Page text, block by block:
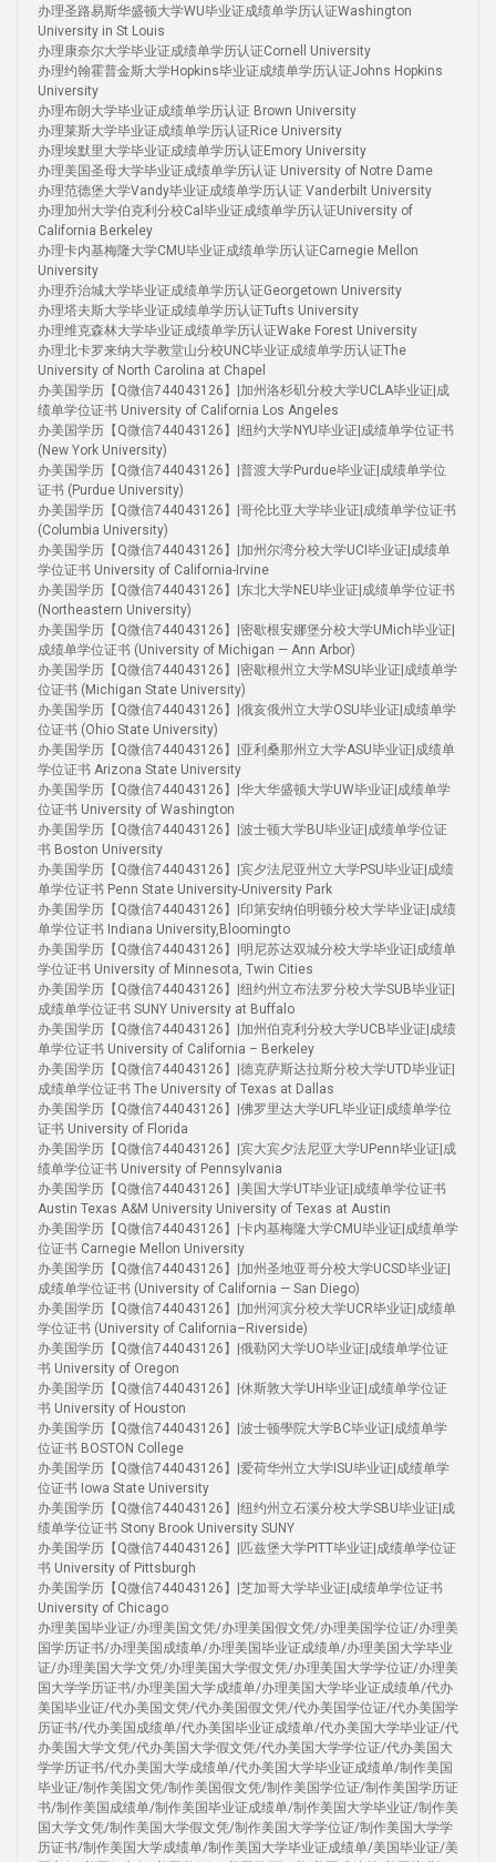
办理圣路易斯华盛顿大学WU毕业证成绩单学历认证Washington
University in St Louis
办理康奈尔大学毕业证成绩单学历认证Cornell University
办理约翰霍普金斯大学Hopkins毕业证成绩单学历认证Johns Hopkins
University
办理布朗大学毕业证成绩单学历认证 Brown University
办理莱斯大学毕业证成绩单学历认证Rice University
办理埃默里大学毕业证成绩单学历认证Emory University
办理美国圣母大学毕业证成绩单学历认证 University of Notre Dame
办理范德堡大学Vandy毕业证成绩单学历认证 Vanderbilt University
办理加州大学伯克利分校Cal毕业证成绩单学历认证University of
California Berkeley
办理卡内基梅隆大学CMU毕业证成绩单学历认证Carnegie Mellon
University
办理乔治城大学毕业证成绩单学历认证Georgetown University
办理塔夫斯大学毕业证成绩单学历认证Tufts University
办理维克森林大学毕业证成绩单学历认证Wake Forest University
办理北卡罗来纳大学教堂山分校UNC毕业证成绩单学历认证The
University of North Carolina at Chapel
办美国学历【Q微信744043126】|加州洛杉矶分校大学UCLA毕业证|成
绩单学位证书 University of California Los Angeles
办美国学历【Q微信744043126】|纽约大学NYU毕业证|成绩单学位证书
(New York University)
办美国学历【Q微信744043126】|普渡大学Purdue毕业证|成绩单学位
证书 (Purdue University)
办美国学历【Q微信744043126】|哥伦比亚大学毕业证|成绩单学位证书
(Columbia University)
办美国学历【Q微信744043126】|加州尔湾分校大学UCI毕业证|成绩单
学位证书 University of California-Irvine
办美国学历【Q微信744043126】|东北大学NEU毕业证|成绩单学位证书
(Northeastern University)
办美国学历【Q微信744043126】|密歇根安娜堡分校大学UMich毕业证|
成绩单学位证书 (University of Michigan — Ann Arbor)
办美国学历【Q微信744043126】|密歇根州立大学MSU毕业证|成绩单学
位证书 (Michigan State University)
办美国学历【Q微信744043126】|俄亥俄州立大学OSU毕业证|成绩单学
位证书 (Ohio State University)
办美国学历【Q微信744043126】|亚利桑那州立大学ASU毕业证|成绩单
学位证书 Arizona State University
办美国学历【Q微信744043126】|华大华盛顿大学UW毕业证|成绩单学
位证书 University of Washington
办美国学历【Q微信744043126】|波士顿大学BU毕业证|成绩单学位证
书 Boston University
办美国学历【Q微信744043126】|宾夕法尼亚州立大学PSU毕业证|成绩
单学位证书 Penn State University-University Park
办美国学历【Q微信744043126】|印第安纳伯明顿分校大学毕业证|成绩
单学位证书 Indiana University,Bloomingto
办美国学历【Q微信744043126】|明尼苏达双城分校大学毕业证|成绩单
学位证书 University of Minnesota, Twin Cities
办美国学历【Q微信744043126】|纽约州立布法罗分校大学SUB毕业证|
成绩单学位证书 SUNY University at Buffalo
办美国学历【Q微信744043126】|加州伯克利分校大学UCB毕业证|成绩
单学位证书 University of California – Berkeley
办美国学历【Q微信744043126】|德克萨斯达拉斯分校大学UTD毕业证|
成绩单学位证书 The University of Texas at Dallas
办美国学历【Q微信744043126】|佛罗里达大学UFL毕业证|成绩单学位
证书 University of Florida
办美国学历【Q微信744043126】|宾大宾夕法尼亚大学UPenn毕业证|成
绩单学位证书 University of Pennsylvania
办美国学历【Q微信744043126】|美国大学UT毕业证|成绩单学位证书
Austin Texas A&M University University of Texas at Austin
办美国学历【Q微信744043126】|卡内基梅隆大学CMU毕业证|成绩单学
位证书 Carnegie Mellon University
办美国学历【Q微信744043126】|加州圣地亚哥分校大学UCSD毕业证|
成绩单学位证书 (University of California — San Diego)
办美国学历【Q微信744043126】|加州河滨分校大学UCR毕业证|成绩单
学位证书 (University of California–Riverside)
办美国学历【Q微信744043126】|俄勒冈大学UO毕业证|成绩单学位证
书 University of Oregon
办美国学历【Q微信744043126】|休斯敦大学UH毕业证|成绩单学位证
书 University of Houston
办美国学历【Q微信744043126】|波士顿學院大学BC毕业证|成绩单学
位证书 BOSTON College
办美国学历【Q微信744043126】|爱荷华州立大学ISU毕业证|成绩单学
位证书 Iowa State University
办美国学历【Q微信744043126】|纽约州立石溪分校大学SBU毕业证|成
绩单学位证书 Stony Brook University SUNY
办美国学历【Q微信744043126】|匹兹堡大学PITT毕业证|成绩单学位证
书 University of Pittsburgh
办美国学历【Q微信744043126】|芝加哥大学毕业证|成绩单学位证书
University of Chicago
办理美国毕业证/办理美国文凭/办理美国假文凭/办理美国学位证/办理美
国学历证书/办理美国成绩单/办理美国毕业证成绩单/办理美国大学毕业
证/办理美国大学文凭/办理美国大学假文凭/办理美国大学学位证/办理美
国大学学历证书/办理美国大学成绩单/办理美国大学毕业证成绩单/代办
美国毕业证/代办美国文凭/代办美国假文凭/代办美国学位证/代办美国学
历证书/代办美国成绩单/代办美国毕业证成绩单/代办美国大学毕业证/代
办美国大学文凭/代办美国大学假文凭/代办美国大学学位证/代办美国大
学学历证书/代办美国大学成绩单/代办美国大学毕业证成绩单/制作美国
毕业证/制作美国文凭/制作美国假文凭/制作美国学位证/制作美国学历证
书/制作美国成绩单/制作美国毕业证成绩单/制作美国大学毕业证/制作美
国大学文凭/制作美国大学假文凭/制作美国大学学位证/制作美国大学学
历证书/制作美国大学成绩单/制作美国大学毕业证成绩单/美国毕业证/美